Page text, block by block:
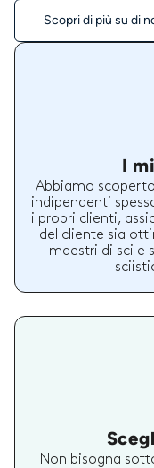
Scopri di più su di
I
Abbiamo
indipendenti
i propri clienti,
del cliente sia
maestri di sci e
Non bisogna